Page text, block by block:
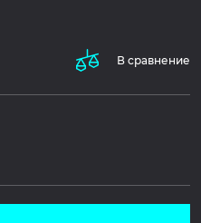
В сравнение